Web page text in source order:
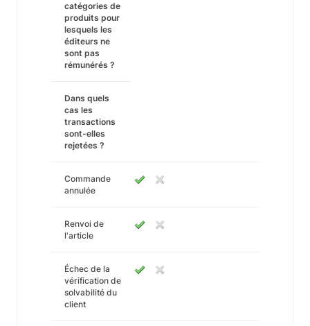
catégories de
produits pour
lesquels les
éditeurs ne
sont pas
rémunérés ?
Dans quels
cas les
transactions
sont-elles
rejetées ?
Commande
annulée
Renvoi de
l'article
Échec de la
vérification de
solvabilité du
client